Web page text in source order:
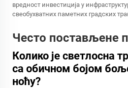
вредност инвестиција у
свеобухватних паметних градских
Често постављене
Колико је светлосна
са обичном бојом
ноћу?